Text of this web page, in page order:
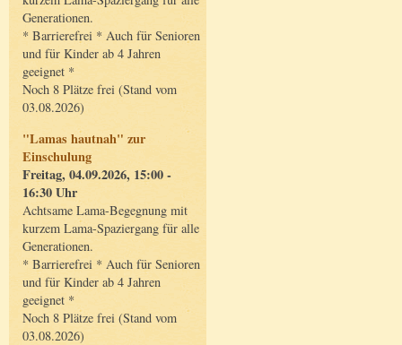
Generationen.
* Barrierefrei * Auch für Senioren
und für Kinder ab 4 Jahren
geeignet *
Noch 8 Plätze frei (Stand vom
03.08.2026)
"Lamas hautnah" zur
Einschulung
Freitag, 04.09.2026, 15:00 -
16:30 Uhr
Achtsame Lama-Begegnung mit
kurzem Lama-Spaziergang für alle
Generationen.
* Barrierefrei * Auch für Senioren
und für Kinder ab 4 Jahren
geeignet *
Noch 8 Plätze frei (Stand vom
03.08.2026)